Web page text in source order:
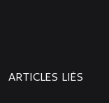
ARTICLES LIÉS